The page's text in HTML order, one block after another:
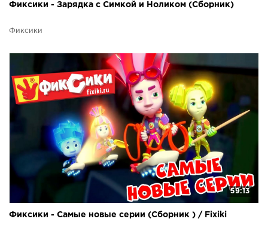
Фиксики - Зарядка с Симкой и Ноликом (Сборник)
Фиксики
59:13
Фиксики - Самые новые серии (Сборник ) / Fixiki